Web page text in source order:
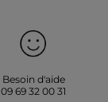
Besoin d'aide
09 69 32 00 31